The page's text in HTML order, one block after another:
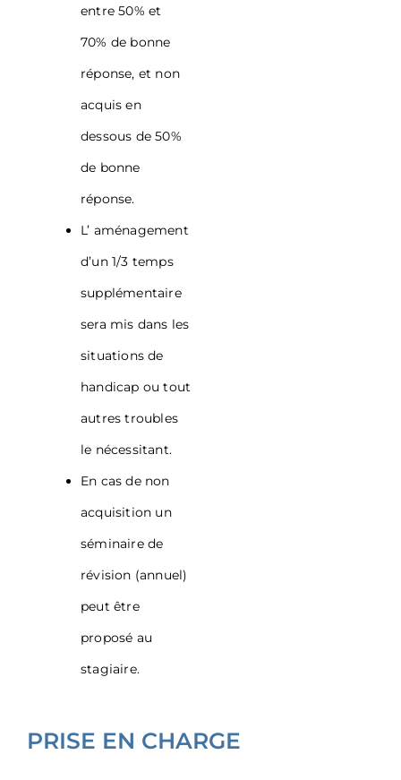
entre 50% et
70% de bonne
réponse, et non
acquis en
dessous de 50%
de bonne
réponse.
L’ aménagement
d’un 1/3 temps
supplémentaire
sera mis dans les
situations de
handicap ou tout
autres troubles
le nécessitant.
En cas de non
acquisition un
séminaire de
révision (annuel)
peut être
proposé au
stagiaire.
PRISE EN CHARGE